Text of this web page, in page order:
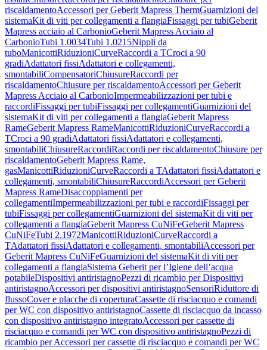
riscaldamentoAccessori per Geberit Mapress ThermGuarnizioni del
sistemaKit di viti per collegamenti a flangiaFissaggi per tubiGeberit
Mapress acciaio al CarbonioGeberit Mapress Acciaio al
CarbonioTubi 1.0034Tubi 1.0215Nippli da
tuboManicottiRiduzioniCurveRaccordi a TCroci a 90
gradiAdattatori fissiAdattatori e collegamenti,
smontabiliCompensatoriChiusureRaccordi per
riscaldamentoChiusure per riscaldamentoAccessori per Geberit
Mapress Acciaio al CarbonioImpermeabilizzazioni per tubi e
raccordiFissaggi per tubiFissaggi per collegamentiGuarnizioni del
sistemaKit di viti per collegamenti a flangiaGeberit Mapress
RameGeberit Mapress RameManicottiRiduzioniCurveRaccordi a
TCroci a 90 gradiAdattatori fissiAdattatori e collegamenti,
smontabiliChiusureRaccordiRaccordi per riscaldamentoChiusure per
riscaldamentoGeberit Mapress Rame,
gasManicottiRiduzioniCurveRaccordi a TAdattatori fissiAdattatori e
collegamenti, smontabiliChiusureRaccordiAccessori per Geberit
Mapress RameDisaccoppiamenti per
collegamentiImpermeabilizzazioni per tubi e raccordiFissaggi per
tubiFissaggi per collegamentiGuarnizioni del sistemaKit di viti per
collegamenti a flangiaGeberit Mapress CuNiFeGeberit Mapress
CuNiFeTubi 2.1972ManicottiRiduzioniCurveRaccordi a
TAdattatori fissiAdattatori e collegamenti, smontabiliAccessori per
Geberit Mapress CuNiFeGuarnizioni del sistemaKit di viti per
collegamenti a flangiaSistema Geberit per l’Igiene dell’acqua
potabileDispositivi antiristagnoPezzi di ricambio per Dispositivi
antiristagnoAccessori per dispositivi antiristagnoSensoriRiduttore di
flussoCover e placche di coperturaCassette di risciacquo e comandi
per WC con dispositivo antiristagnoCassette di risciacquo da incasso
con dispositivo antiristagno integratoAccessori per cassette di
risciacquo e comandi per WC con dispositivo antiristagnoPezzi di
ricambio per Accessori per cassette di risciacquo e comandi per WC